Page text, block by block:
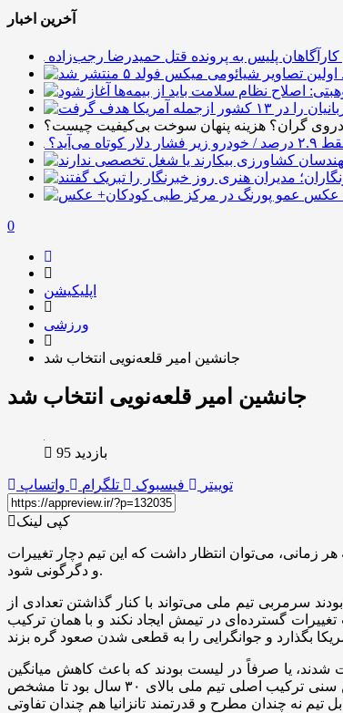
آخرین اخبار
کارآگاهان پلیس به پرونده قتل حمیدرضا رجب‌زاده
گران؟ هزینه پنهان سوخت بی‌کیفیت چیست؟
عکس
0
اپلیکیشن
ورزشی
جانشین امیر قلعه‌نویی انتخاب شد
جانشین امیر قلعه‌نویی انتخاب شد
بازدید 95
توییتر فیسبوک تلگرام واتساپ
کپی لینک
دراگان اسکوچیچ از سرمربیگری تیم ملی ایران پیش از جام جهانی ۲۰۲۲ قطر نشان داد که هر زمانی، می‌توان انتظار داشت که این تیم دچار تغییرات
و دگرگونی شود.
سرمربی تیم ملی می‌تواند با کنار گذاشتن تعدادی از
تغییرات گسترده‌ای در تیمش ایجاد نکند و با همان ترکیب
شدند، یا صرفاً در لیست بودند که باعث کاهش میانگین
سنی تیم ملی شوند یا فرصت زیادی برای عرض اندام و بالا رفتن اعتماد به نفس به آنها داده نشد. همانطور که در بازی دوستانه با روسیه، میانگین سنی ترکیب اصلی تیم ملی بالای ۳۰ سال بود تا مشخص
نه چندان مطرح و قدرتمند تانزانیا هم چندان تفاوتی